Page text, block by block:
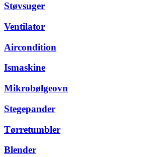
Støvsuger
Ventilator
Aircondition
Ismaskine
Mikrobølgeovn
Stegepander
Tørretumbler
Blender